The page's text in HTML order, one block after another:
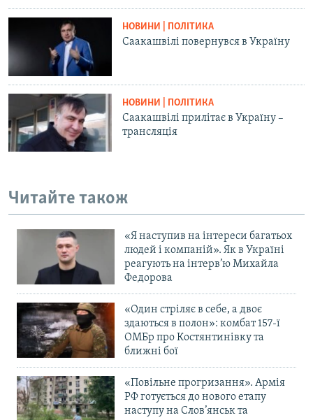
НОВИНИ | ПОЛІТИКА
Саакашвілі повернувся в Україну
НОВИНИ | ПОЛІТИКА
Саакашвілі прилітає в Україну –
трансляція
Читайте також
«Я наступив на інтереси багатьох
людей і компаній». Як в Україні
реагують на інтерв’ю Михайла
Федорова
«Один стріляє в себе, а двоє
здаються в полон»: комбат 157-ї
ОМБр про Костянтинівку та
ближні бої
«Повільне прогризання». Армія
РФ готується до нового етапу
наступу на Слов’янськ та